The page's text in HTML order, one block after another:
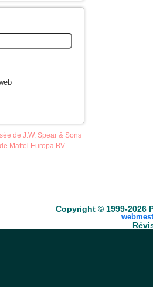
de J.W. Spear & Sons
Mattel Europa BV.
Copyright © 1999-2026